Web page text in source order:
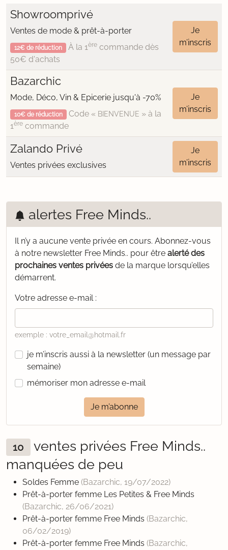
Showroomprivé
Ventes de mode & prêt-à-porter
12€ de réduction À la 1èrecommande dès
50€ d'achats
Je
m’inscris
Bazarchic
Mode, Déco, Vin & Epicerie jusqu'à -70%
10€ de réduction Code « BIENVENUE » à la
1ère commande
Je
m’inscris
Zalando Privé
Ventes privées exclusives
Je
m’inscris
alertes Free Minds..
Il n’y a aucune vente privée en cours. Abonnez-vous
à notre newsletter Free Minds.. pour être alerté des
prochaines ventes privées de la marque lorsqu’elles
démarrent.
Votre adresse e-mail :
exemple : votre_email@hotmail.fr
je m’inscris aussi à la newsletter (un message par
semaine)
mémoriser mon adresse e-mail
Je m’abonne
10
ventes privées Free Minds..
manquées de peu
Soldes Femme (Bazarchic, 19/07/2022)
Prêt-à-porter femme Les Petites & Free Minds
(Bazarchic, 26/06/2021)
Prêt-à-porter femme Free Minds (Bazarchic,
06/02/2019)
Prêt-à-porter femme Free Minds (Bazarchic,